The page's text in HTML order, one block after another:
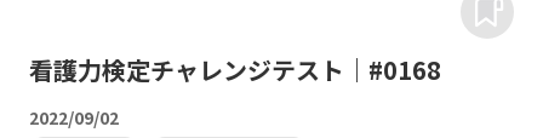
看護力検定チャレンジテスト｜#0168
2022/09/02